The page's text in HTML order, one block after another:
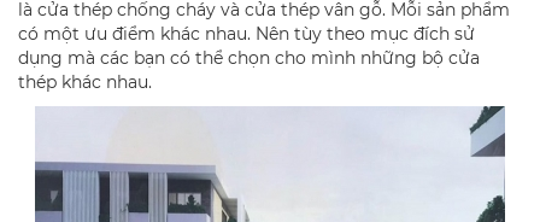
là cửa thép chống cháy và cửa thép vân gỗ. Mỗi sản phẩm
có một ưu điểm khác nhau. Nên tùy theo mục đích sử
dụng mà các bạn có thể chọn cho mình những bộ cửa
thép khác nhau.